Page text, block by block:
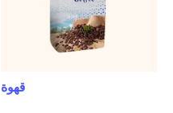
قهوة